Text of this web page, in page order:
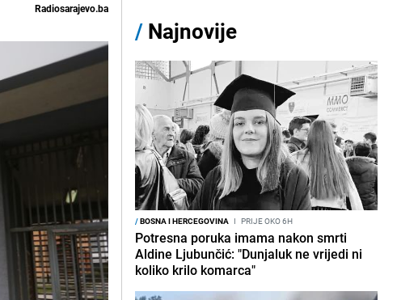
Radiosarajevo.ba
/ Najnovije
/BOSNA I HERCEGOVINA I PRIJE OKO 6H
Potresna poruka imama nakon smrti
Aldine Ljubunčić: "Dunjaluk ne vrijedi ni
koliko krilo komarca"